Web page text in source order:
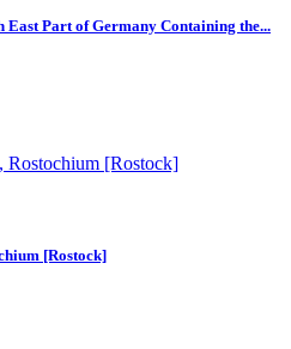
East Part of Germany Containing the...
[Rostock]